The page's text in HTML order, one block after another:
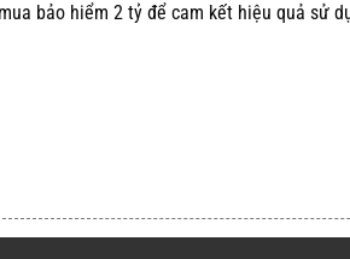
mua bảo hiểm 2 tỷ để cam kết hiệu quả sử